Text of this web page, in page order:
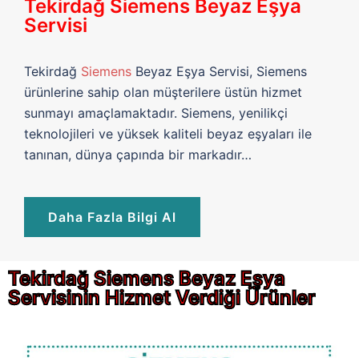
Tekirdağ Siemens Beyaz Eşya
Servisi
Tekirdağ Siemens Beyaz Eşya Servisi, Siemens
ürünlerine sahip olan müşterilere üstün hizmet
sunmayı amaçlamaktadır. Siemens, yenilikçi
teknolojileri ve yüksek kaliteli beyaz eşyaları ile
tanınan, dünya çapında bir markadır…
Daha Fazla Bilgi Al
Tekirdağ Siemens Beyaz Eşya
Servisinin Hizmet Verdiği Ürünler